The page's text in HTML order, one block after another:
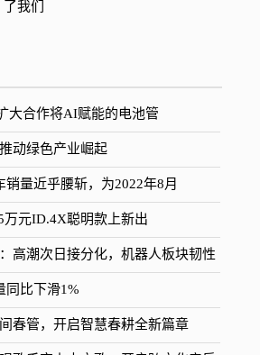
了我们
大合作将AI赋能的电池管
动绿色产业崛起
销量近乎腰斩，为2022年8月
万元ID.4X聪明款上新出
高潮次日接分化，机器人板块韧性
同比下滑1%
春管，开启智慧春耕全新篇章